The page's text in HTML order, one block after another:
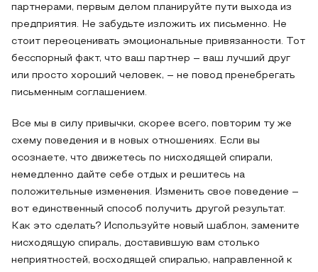
партнерами, первым делом планируйте пути выхода из
предприятия. Не забудьте изложить их письменно. Не
стоит переоценивать эмоциональные привязанности. Тот
бесспорный факт, что ваш партнер – ваш лучший друг
или просто хороший человек, – не повод пренебрегать
письменным соглашением.
Все мы в силу привычки, скорее всего, повторим ту же
схему поведения и в новых отношениях. Если вы
осознаете, что движетесь по нисходящей спирали,
немедленно дайте себе отдых и решитесь на
положительные изменения. Изменить свое поведение –
вот единственный способ получить другой результат.
Как это сделать? Используйте новый шаблон, замените
нисходящую спираль, доставившую вам столько
неприятностей, восходящей спиралью, направленной к